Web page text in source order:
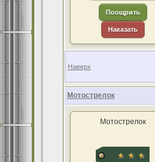
Поощрить
Наказать
Наверх
Мотострелок
Мотострелок